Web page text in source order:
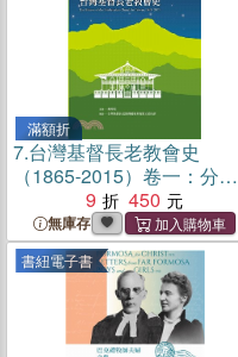
滿額折
7.台灣基督長老教會史
（1865-2015）卷一：分期
9 450
無庫存
書紐電子書